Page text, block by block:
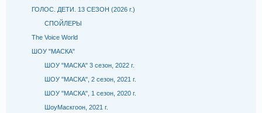
ГОЛОС. ДЕТИ. 13 СЕЗОН (2026 г.)
СПОЙЛЕРЫ
The Voice World
ШОУ "МАСКА"
ШОУ "МАСКА" 3 сезон, 2022 г.
ШОУ "МАСКА", 2 сезон, 2021 г.
ШОУ "МАСКА", 1 сезон, 2020 г.
ШоуМаскгоон, 2021 г.